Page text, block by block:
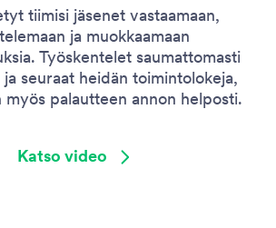
tiimisi jäsenet vastaamaan,
ja muokkaamaan
Työskentelet saumattomasti
ja seuraat heidän toimintolokeja,
myös palautteen annon helposti.
Katso video